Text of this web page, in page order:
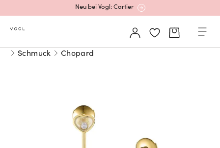
Neu bei Vogl: Cartier
Mehr erfahren: Ikonische Uhren von Cartier
Neu bei Vogl: Uhren von Grand Seiko
Schmuck Chopard